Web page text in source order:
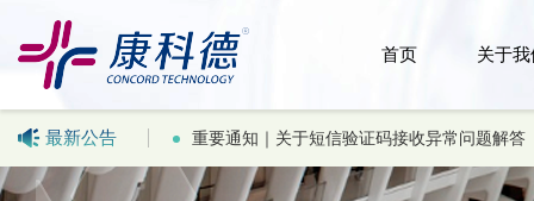
首页 关于
最新公告 新品热销LC-MS乙腈 甲醇，UHPLC乙腈 甲